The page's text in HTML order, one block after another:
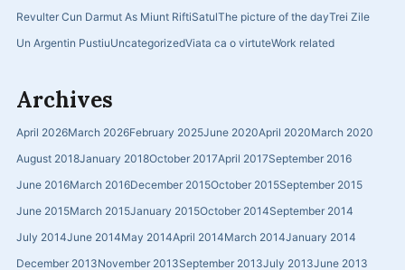
Revulter Cun Darmut As Miunt RiftiSatulThe picture of the dayTrei Zile
Un Argentin PustiuUncategorizedViata ca o virtuteWork related
Archives
April 2026March 2026February 2025June 2020April 2020March 2020
August 2018January 2018October 2017April 2017September 2016
June 2016March 2016December 2015October 2015September 2015
June 2015March 2015January 2015October 2014September 2014
July 2014June 2014May 2014April 2014March 2014January 2014
December 2013November 2013September 2013July 2013June 2013